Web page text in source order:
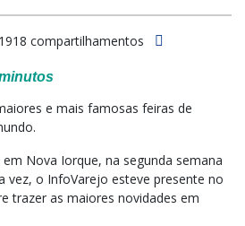
1918 compartilhamentos
e mais famosas feiras de
Nova Iorque, na segunda semana
vez, o InfoVarejo esteve presente no
trazer as maiores novidades em